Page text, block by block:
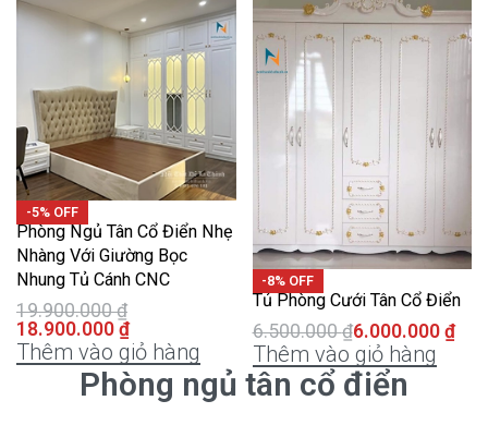
-5% OFF
Phòng Ngủ Tân Cổ Điển Nhẹ
Nhàng Với Giường Bọc
Nhung Tủ Cánh CNC
19.900.000₫
18.900.000 ₫
Thêm vào giỏ hàng
-8% OFF
Tủ Phòng Cưới Tân Cổ Điển
6.500.000₫6.000.000 ₫
Thêm vào giỏ hàng
Phòng ngủ tân cổ điển